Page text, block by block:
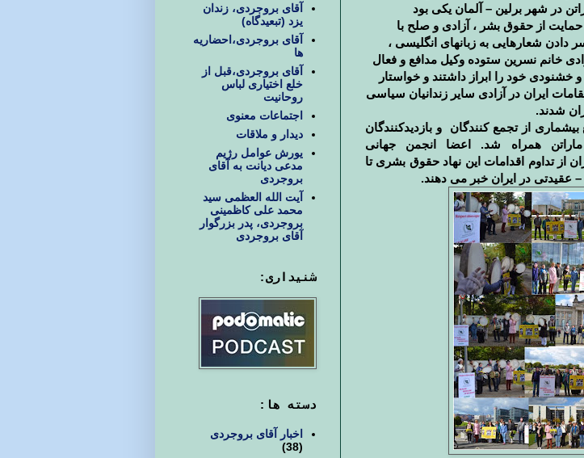
در شهر برلین – آلمان یکی بود
حمایت از حقوق بشر ، آزادی و صلح با
دادن شعارهایی به زبانهای انگلیسی ،
خانم نسرین ستوده وکیل مدافع و فعال
خود را ابراز داشتند و خواستار
ایران در آزادی سایر زندانیان سیاسی
شدند.
از تجمع کنندگان و بازدیدکنندگان
همراه شد. اعضا انجمن جهانی
از تداوم اقدامات این نهاد حقوق بشری تا
– عقیدتی در ایران خبر می دهند.
آقای بروجردی، زندان
یزد (تبعیدگاه)
آقای بروجردی،احضاریه
ها
آقای بروجردی،قبل از
خلع اختیاری لباس
روحانیت
اجتماعات معنوی
دیدار و ملاقات
یورش عوامل رژیم
مدعی دیانت به آقای
بروجردی
آیت الله العظمی سید
محمد علی کاظمینی
بروجردی، پدر بزرگوار
آقای بروجردی
شنیداری:
دسته ها:
اخبار آقای بروجردی
(38)